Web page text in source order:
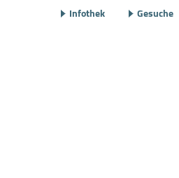
Infothek Gesuche